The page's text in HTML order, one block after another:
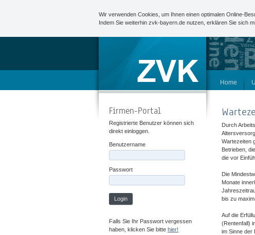
Firmen-Portal
Registrierte Benutzer können sich
direkt einloggen.
Benutzername
Passwort
Login
Falls Sie Ihr Passwort vergessen
haben, klicken Sie bitte hier!
Home
Durch
Wartezeiten
Betrieben,
die vor
Die
Monate
bis zu
Auf die
(Rentenfall)
im Sinne der
Wir verwenden Cookies, um Ihnen einen optimalen Online-
Indem Sie weiterhin zvk-bayern.de nutzen, erklären Sie sich